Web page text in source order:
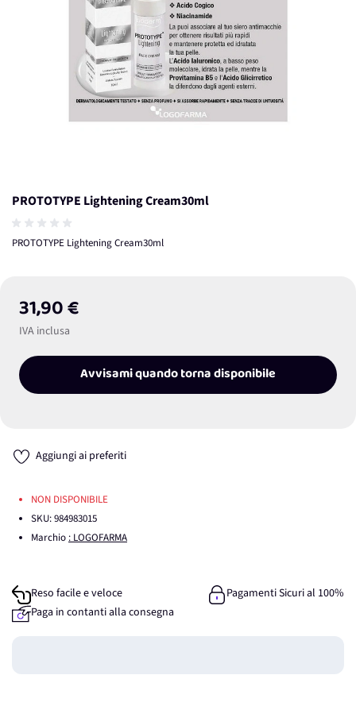
PROTOTYPE Lightening Cream30ml
PROTOTYPE Lightening Cream30ml
31,90 €
IVA inclusa
Avvisami quando torna disponibile
Aggiungi ai preferiti
NON DISPONIBILE
SKU:984983015
Marchio : LOGOFARMA
Reso facile e veloce
Pagamenti Sicuri al 100%
Paga in contanti alla consegna